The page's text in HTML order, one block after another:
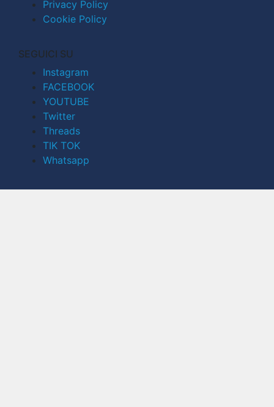
Privacy Policy
Cookie Policy
SEGUICI SU
Instagram
FACEBOOK
YOUTUBE
Twitter
Threads
TIK TOK
Whatsapp